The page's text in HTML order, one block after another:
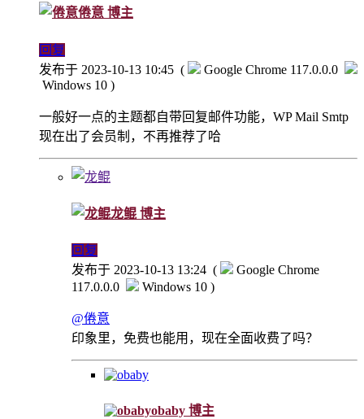
倦意 博主
回复
发布于 2023-10-13 10:45 (
Google Chrome 117.0.0.0
Windows 10 )
一般好一点的主题都自带回复邮件功能，WP Mail Smtp
现在出了会员制，不再推荐了哈
龙鲲 博主
回复
发布于 2023-10-13 13:24 (
Google Chrome
117.0.0.0
Windows 10 )
@倦意
印象里，免费也能用，现在全面收费了吗？
obaby 博主